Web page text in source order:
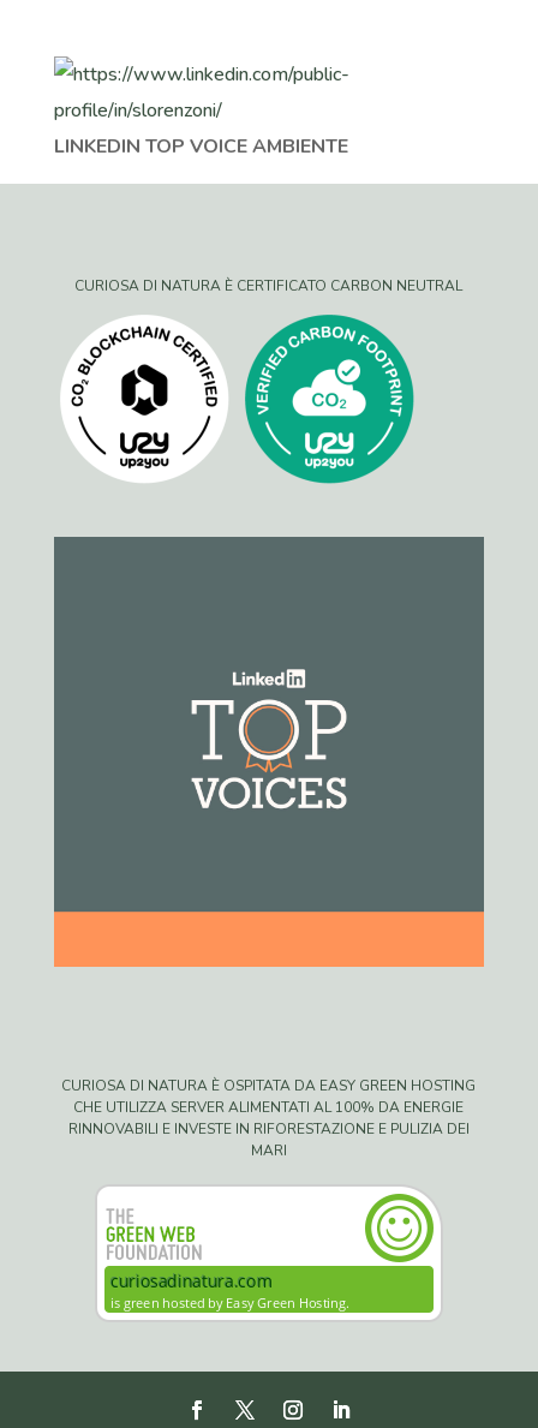
LINKEDIN TOP VOICE AMBIENTE
CURIOSA DI NATURA È CERTIFICATO CARBON NEUTRAL
CURIOSA DI NATURA È OSPITATA DA EASY GREEN HOSTING
CHE UTILIZZA SERVER ALIMENTATI AL 100% DA ENERGIE
RINNOVABILI E INVESTE IN RIFORESTAZIONE E PULIZIA DEI
MARI